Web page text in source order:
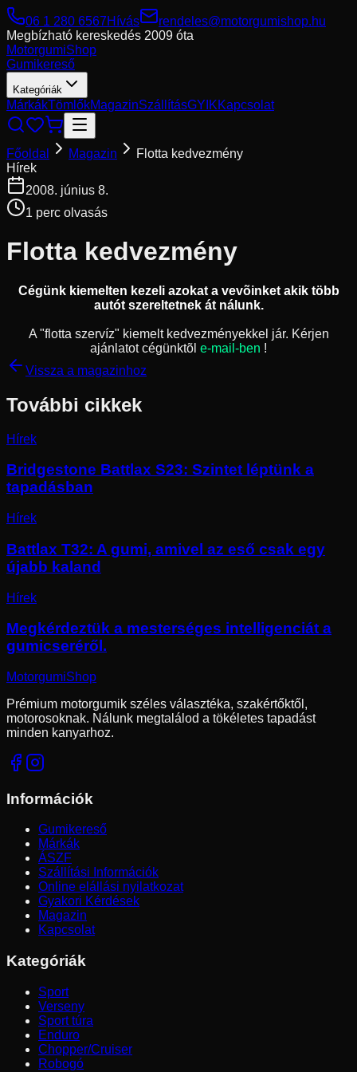
06 1 280 6567Hívás
rendeles@motorgumishop.hu
Megbízható kereskedés 2009 óta
MotorgumiShop
Gumikereső
Kategóriák
MárkákTömlőkMagazinSzállításGYIKKapcsolat
Főoldal Magazin
Flotta kedvezmény
Hírek
2008. június 8.
1 perc olvasás
Flotta kedvezmény
Cégünk kiemelten kezeli azokat a vevõinket akik több
autót szereltetnek át nálunk.
A "flotta szervíz" kiemelt kedvezményekkel jár. Kérjen
ajánlatot cégünktõl e-mail-ben !
Vissza a magazinhoz
További cikkek
Hírek
Bridgestone Battlax S23: Szintet léptünk a
tapadásban
Hírek
Battlax T32: A gumi, amivel az eső csak egy
újabb kaland
Hírek
Megkérdeztük a mesterséges intelligenciát a
gumicseréről.
MotorgumiShop
Prémium motorgumik széles választéka, szakértőktől,
motorosoknak. Nálunk megtalálod a tökéletes tapadást
minden kanyarhoz.
Információk
Gumikereső
Márkák
ÁSZF
Szállítási Információk
Online elállási nyilatkozat
Gyakori Kérdések
Magazin
Kapcsolat
Kategóriák
Sport
Verseny
Sport túra
Enduro
Chopper/Cruiser
Robogó